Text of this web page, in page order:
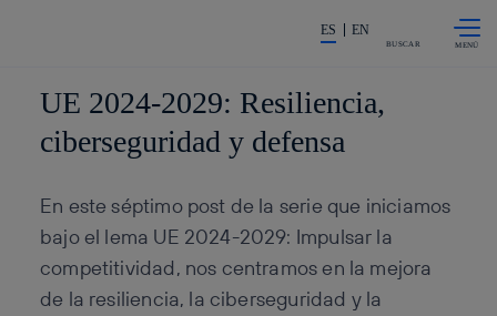
La acción en accionistas e
ES EN
BUSCAR
UE 2024-2029: Resiliencia,
ciberseguridad y defensa
En este séptimo post de la serie que iniciamos
bajo el lema UE 2024-2029: Impulsar la
competitividad, nos centramos en la mejora
de la resiliencia, la ciberseguridad y la